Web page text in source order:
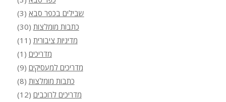
שבילים בכפר סבא (3)
כתבות מומלצות (30)
מדיניות ציבורית (11)
מדריכים (1)
מדריכים למעסיקים (9)
כתבות מומלצות (8)
מדריכים לרוכבים (12)